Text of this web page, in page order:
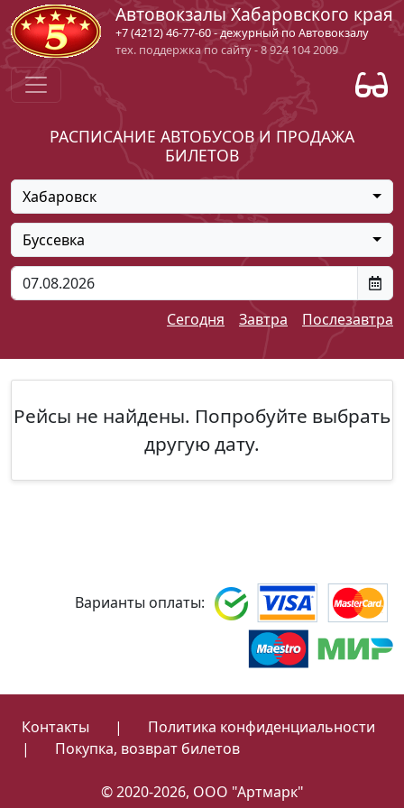
Автовокзалы Хабаровского края
+7 (4212) 46-77-60 - дежурный по Автовокзалу
тех. поддержка по сайту - 8 924 104 2009
РАСПИСАНИЕ АВТОБУСОВ И ПРОДАЖА
БИЛЕТОВ
Хабаровск
Буссевка
Сегодня Завтра Послезавтра
Рейсы не найдены. Попробуйте выбрать
другую дату.
Варианты оплаты:
Контакты |
Политика конфиденциальности
|
Покупка, возврат билетов
© 2020-2026, ООО "Артмарк"